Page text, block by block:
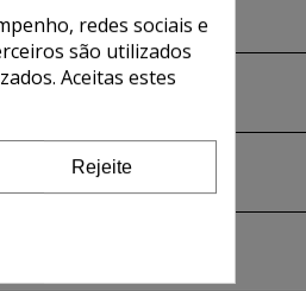
redes sociais e
são utilizados
Aceitas estes
Rejeite